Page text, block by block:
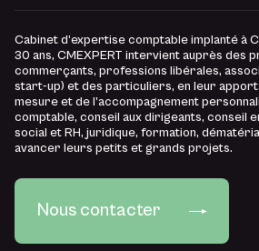
Cabinet d’expertise comptable implanté à
30 ans, CMEXPERT intervient auprès des
commerçants, professions libérales,
start-up) et des particuliers, en leur
mesure et de l’accompagnement
comptable, conseil aux dirigeants, conseil
social et RH, juridique, formation,
avancer leurs petits et grands projets.
Nous contacter